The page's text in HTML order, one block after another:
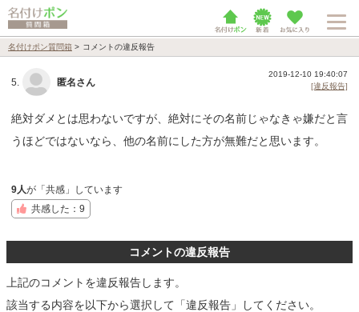
名付けポン質問箱 > コメントの違反報告
5. 匿名さん
2019-12-10 19:40:07
[違反報告]
絶対ダメとは思わないですが、絶対にその名前じゃなきゃ嫌だと言
うほどではないなら、他の名前にした方が無難だと思います。
9人が「共感」しています
共感した：9
コメントの違反報告
上記のコメントを違反報告します。
該当する内容を以下から選択して「違反報告」してください。